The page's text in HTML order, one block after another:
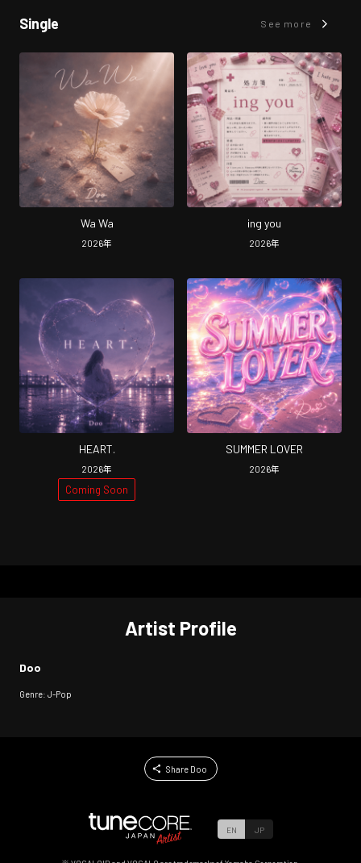
Single See more
Wa Wa
2026年
ing you
2026年
HEART.
2026年
Coming Soon
SUMMER LOVER
2026年
Artist Profile
Doo
Genre: J-Pop
Share Doo
EN JP